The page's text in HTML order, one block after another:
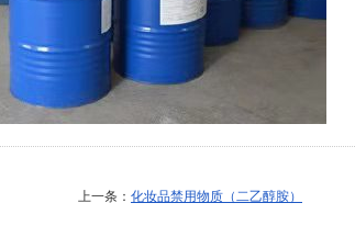
上一条： 化妆品禁用物质（二乙醇胺）